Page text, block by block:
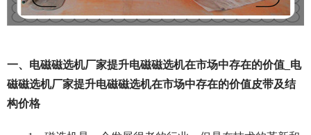
一、电磁磁选机厂家提升电磁磁选机在市场中存在的价值_电
磁磁选机厂家提升电磁磁选机在市场中存在的价值皮带及结
构价格